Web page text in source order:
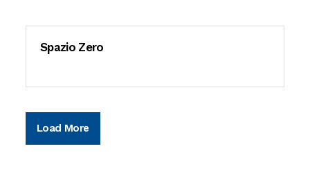
Spazio Zero
Load More